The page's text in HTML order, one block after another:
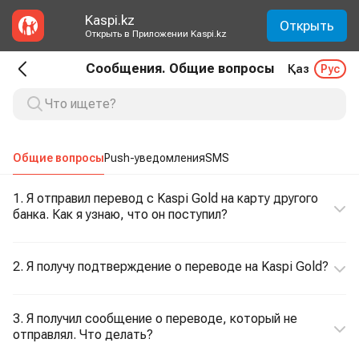
Kaspi.kz
Открыть в Приложении Kaspi.kz Открыть
Сообщения. Общие вопросы Қаз Рус
Общие вопросыPush-уведомленияSMS
1. Я отправил перевод с Kaspi Gold на карту другого
банка. Как я узнаю, что он поступил?
2. Я получу подтверждение о переводе на Kaspi Gold?
3. Я получил сообщение о переводе, который не
отправлял. Что делать?